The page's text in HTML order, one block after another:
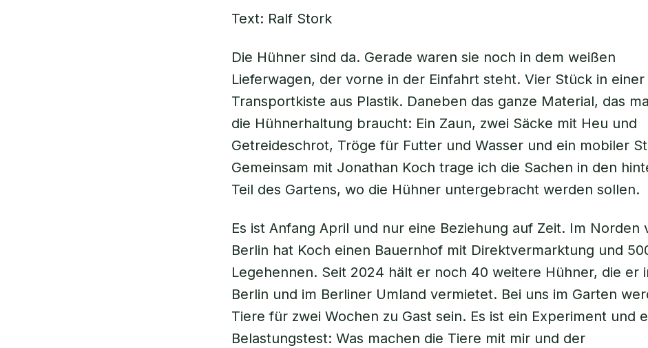
Text: Ralf Stork
Die Hühner sind da. Gerade waren sie noch in dem weißen
Lieferwagen, der vorne in der Einfahrt steht. Vier Stück in einer
Transportkiste aus Plastik. Daneben das ganze Material, das
die Hühnerhaltung braucht: Ein Zaun, zwei Säcke mit Heu und
Getreideschrot, Tröge für Futter und Wasser und ein mobiler
Gemeinsam mit Jonathan Koch trage ich die Sachen in den
Teil des Gartens, wo die Hühner untergebracht werden sollen.
Es ist Anfang April und nur eine Beziehung auf Zeit. Im Norden
Berlin hat Koch einen Bauernhof mit Direktvermarktung und
Legehennen. Seit 2024 hält er noch 40 weitere Hühner, die er
Berlin und im Berliner Umland vermietet. Bei uns im Garten
Tiere für zwei Wochen zu Gast sein. Es ist ein Experiment und
Belastungstest: Was machen die Tiere mit mir und der